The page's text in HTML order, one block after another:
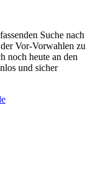
Suche nach
Vor-Vorwahlen zu
noch heute an den
und sicher